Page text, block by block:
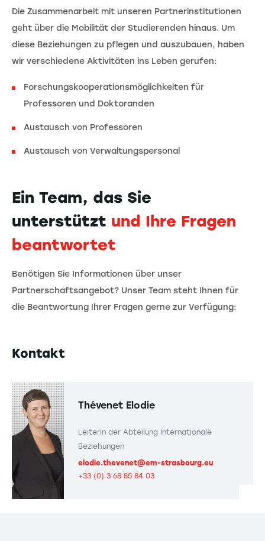
Die Zusammenarbeit mit unseren Partnerinstitutionen
geht über die Mobilität der Studierenden hinaus. Um
diese Beziehungen zu pflegen und auszubauen, haben
wir verschiedene Aktivitäten ins Leben gerufen:
Forschungskooperationsmöglichkeiten für
Professoren und Doktoranden
Austausch von Professoren
Austausch von Verwaltungspersonal
Ein Team, das Sie
unterstützt und Ihre Fragen
beantwortet
Benötigen Sie Informationen über unser
Partnerschaftsangebot? Unser Team steht Ihnen für
die Beantwortung Ihrer Fragen gerne zur Verfügung:
Kontakt
Thévenet Elodie
Leiterin der Abteilung Internationale
Beziehungen
elodie.thevenet@em-strasbourg.eu
+33 (0) 3 68 85 84 03